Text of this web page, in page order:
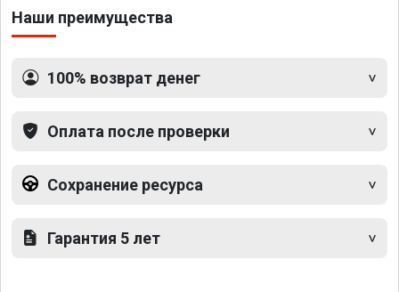
Наши преимущества
100% возврат денег
Оплата после проверки
Сохранение ресурса
Гарантия 5 лет